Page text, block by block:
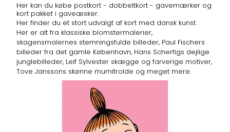
Her kan du købe postkort - dobbeltkort - gavemærker og
kort pakket i gaveæsker.
Her finder du et stort udvalgt af kort med dansk kunst.
Her er alt fra klassiske blomstermalerier,
skagensmalernes stemningsfulde billeder, Paul Fischers
billeder fra det gamle København, Hans Scherfigs dejlige
junglebilleder, Leif Sylvester skægge og farverige motiver,
Tove Janssons skønne mumitrolde og meget mere.